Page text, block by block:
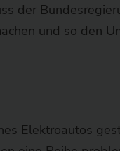
der
und so den
Elektroautos